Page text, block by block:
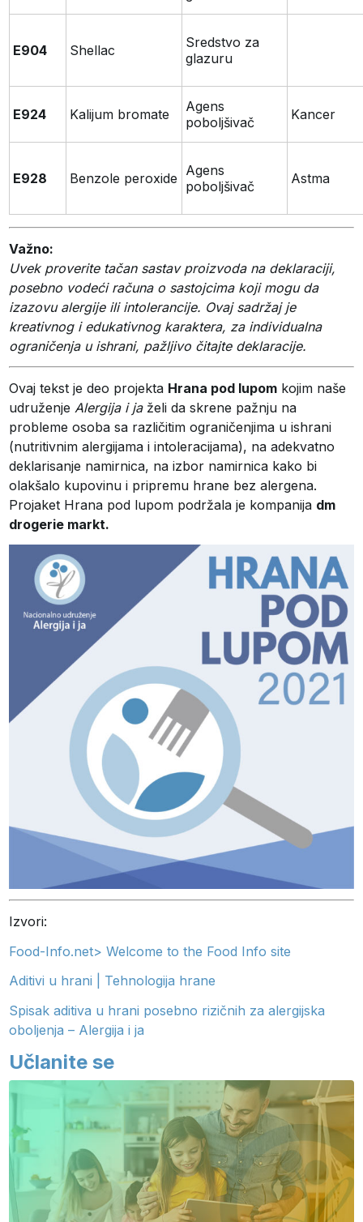
E904 Shellac
Sredstvo za
glazuru
E924 Kalijum bromate
Agens
poboljšivač
Kancer
E928 Benzole peroxide Agens
poboljšivač
Astma
Važno:
Uvek proverite tačan sastav proizvoda na deklaraciji,
posebno vodeći računa o sastojcima koji mogu da
izazovu alergije ili intolerancije. Ovaj sadržaj je
kreativnog i edukativnog karaktera, za individualna
ograničenja u ishrani, pažljivo čitajte deklaracije.
Ovaj tekst je deo projekta Hrana pod lupom kojim naše
udruženje Alergija i jaželi da skrene pažnju na
probleme osoba sa različitim ograničenjima u ishrani
(nutritivnim alergijama i intoleracijama), na adekvatno
deklarisanje namirnica, na izbor namirnica kako bi
olakšalo kupovinu i pripremu hrane bez alergena.
Projaket Hrana pod lupom podržala je kompanija dm
drogerie markt.
Izvori:
Food-Info.net> Welcome to the Food Info site
Aditivi u hrani | Tehnologija hrane
Spisak aditiva u hrani posebno rizičnih za alergijska
oboljenja – Alergija i ja
Učlanite se